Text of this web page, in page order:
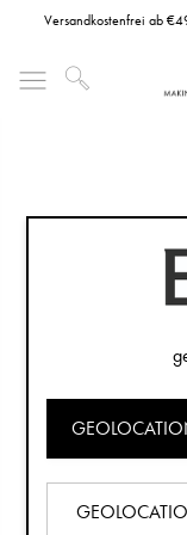
Versandkostenfrei ab